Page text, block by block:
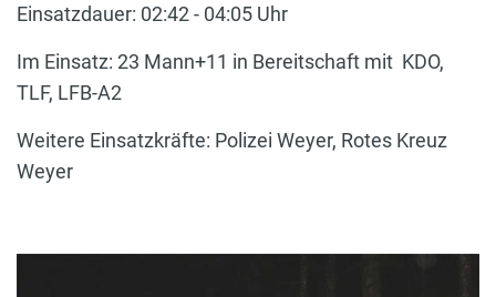
Einsatzdauer: 02:42 - 04:05 Uhr
Im Einsatz: 23 Mann+11 in Bereitschaft mit KDO,
TLF, LFB-A2
Weitere Einsatzkräfte: Polizei Weyer, Rotes Kreuz
Weyer